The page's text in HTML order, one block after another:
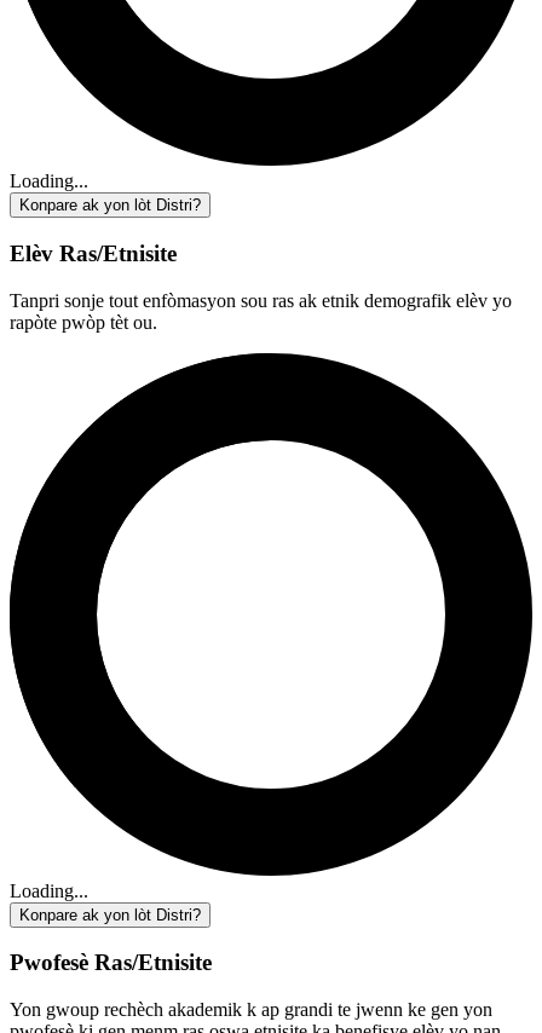
Loading...
Konpare ak yon lòt Distri?
Elèv Ras/Etnisite
Tanpri sonje tout enfòmasyon sou ras ak etnik demografik elèv yo
rapòte pwòp tèt ou.
Loading...
Konpare ak yon lòt Distri?
Pwofesè Ras/Etnisite
Yon gwoup rechèch akademik k ap grandi te jwenn ke gen yon